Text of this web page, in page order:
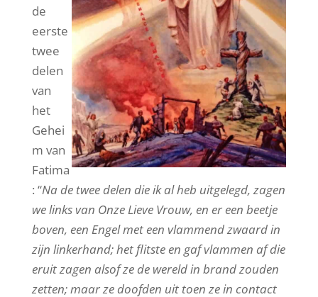
de
eerste
twee
delen
van
het
Gehei
m van
Fatima
: “Na de twee delen die ik al heb uitgelegd, zagen
we links van Onze Lieve Vrouw, en er een beetje
boven, een Engel met een vlammend zwaard in
zijn linkerhand; het flitste en gaf vlammen af die
eruit zagen alsof ze de wereld in brand zouden
zetten; maar ze doofden uit toen ze in contact